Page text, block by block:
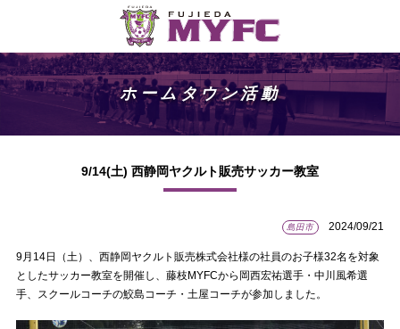
ホームタウン活動
9/14(土) 西静岡ヤクルト販売サッカー教室
島田市 2024/09/21
9月14日（土）、西静岡ヤクルト販売株式会社様の社員のお子様32名を対象
としたサッカー教室を開催し、藤枝MYFCから岡西宏祐選手・中川風希選
手、スクールコーチの鮫島コーチ・土屋コーチが参加しました。